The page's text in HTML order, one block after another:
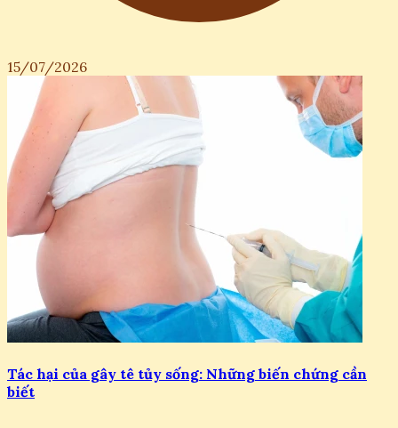
15/07/2026
Tác hại của gây tê tủy sống: Những biến chứng cần
biết